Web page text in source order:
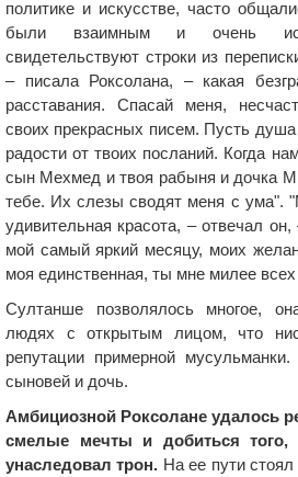
политике и искусстве, часто
были взаимным и очень
свидетельствуют строки из
– писала Роксолана, – какая
расставания. Спасай меня,
своих прекрасных писем. Пусть
радости от твоих посланий. Когда
сын Мехмед и твоя рабыня и дочка
тебе. Их слезы сводят меня с ума".
удивительная красота, – отвечал
мой самый яркий месяцу, моих
моя единственная, ты мне милее
Султанше позволялось многое,
людях с открытым лицом, что
репутации примерной
сыновей и дочь.
Амбициозной Роксолане удалось
смелые мечты и добиться
унаследовал трон. На ее пути